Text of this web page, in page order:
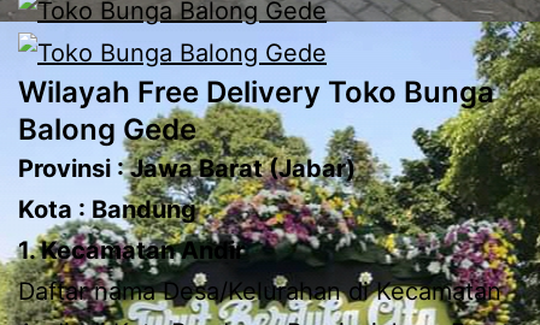
Wilayah Free Delivery Toko Bunga
Balong Gede
Provinsi : Jawa Barat (Jabar)
Kota : Bandung
1. Kecamatan Andir
Daftar nama Desa/Kelurahan di Kecamatan